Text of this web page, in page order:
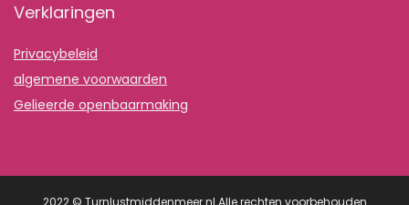
Verklaringen
Privacybeleid
algemene voorwaarden
Gelieerde openbaarmaking